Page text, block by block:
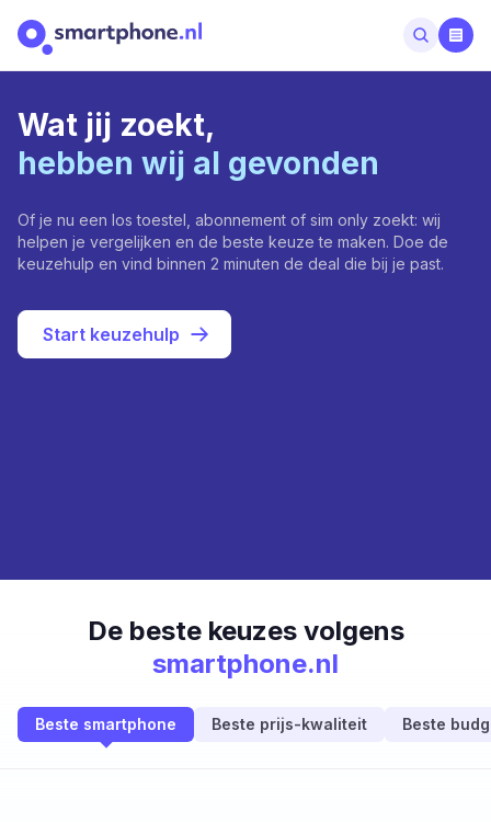
Wat jij zoekt,
hebben wij al gevonden
Of je nu een los toestel, abonnement of sim only zoekt: wij
helpen je vergelijken en de beste keuze te maken. Doe de
keuzehulp en vind binnen 2 minuten de deal die bij je past.
Start keuzehulp
De beste keuzes volgens
smartphone.nl
Beste smartphone Beste prijs-kwaliteit Beste